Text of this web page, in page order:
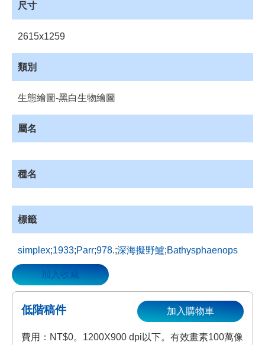
下
管
理
資
理
源
登
尺寸
2615x1259
類別
生態繪圖-黑白生物繪圖
屬名
種名
標籤
simplex;1933;Parr;978.;深海擬野鱸;Bathysphaenops
加入收藏
低階稿件
費用：NT$0。1200X900 dpi以下。有效畫素100萬像
加入購物車